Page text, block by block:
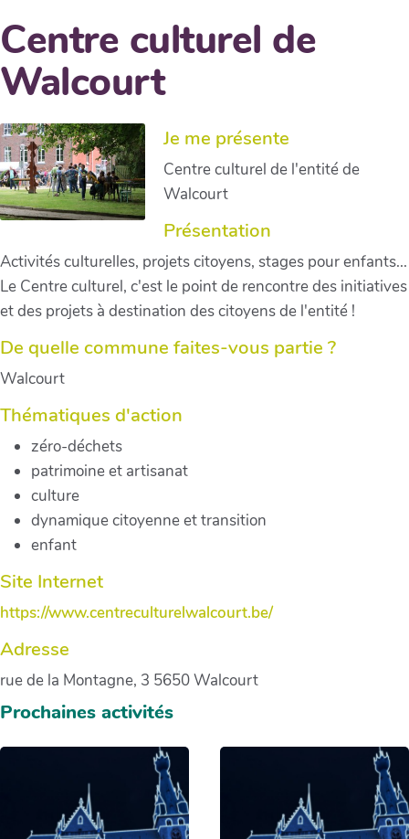
Centre culturel de
Walcourt
Je me présente
Centre culturel de l'entité de
Walcourt
Présentation
Activités culturelles, projets citoyens, stages pour enfants...
Le Centre culturel, c'est le point de rencontre des initiatives
et des projets à destination des citoyens de l'entité !
De quelle commune faites-vous partie ?
Walcourt
Thématiques d'action
zéro-déchets
patrimoine et artisanat
culture
dynamique citoyenne et transition
enfant
Site Internet
https://www.centreculturelwalcourt.be/
Adresse
rue de la Montagne, 3 5650 Walcourt
Prochaines activités